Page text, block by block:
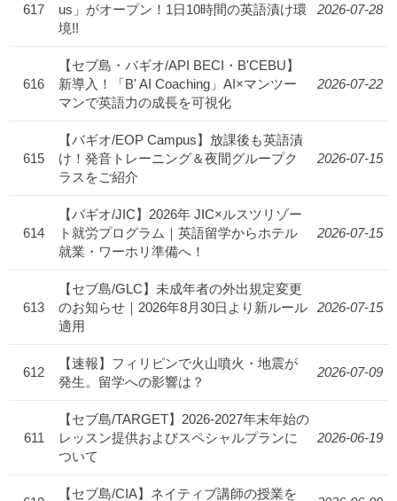
617
us」がオープン！1日10時間の英語漬け環
境!!
2026-07-28
616
【セブ島・バギオ/API BECI・B'CEBU】
新導入！「B' AI Coaching」AI×マンツー
マンで英語力の成長を可視化
2026-07-22
615
【バギオ/EOP Campus】放課後も英語漬
け！発音トレーニング＆夜間グループク
ラスをご紹介
2026-07-15
614
【バギオ/JIC】2026年 JIC×ルスツリゾー
ト就労プログラム｜英語留学からホテル
就業・ワーホリ準備へ！
2026-07-15
613
【セブ島/GLC】未成年者の外出規定変更
のお知らせ｜2026年8月30日より新ルール
適用
2026-07-15
612
【速報】フィリピンで火山噴火・地震が
発生。留学への影響は？
2026-07-09
611
【セブ島/TARGET】2026-2027年末年始の
レッスン提供およびスペシャルプランに
ついて
2026-06-19
【セブ島/CIA】ネイティブ講師の授業を